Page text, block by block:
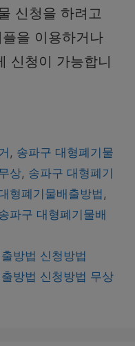
신청을 하려고
플을 이용하거나
신청이 가능합니
, 송파구 대형폐기물
상, 송파구 대형폐기
형폐기물배출방법 ,
파구 대형폐기물배
방법 신청방법
방법 신청방법 무상